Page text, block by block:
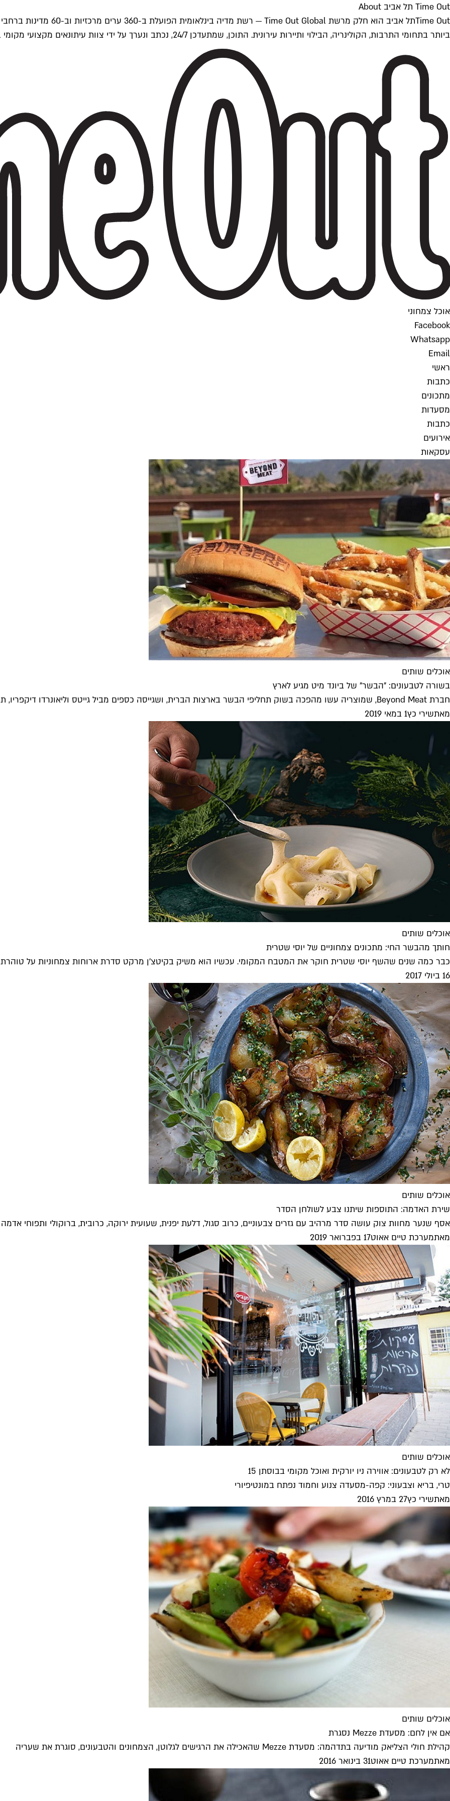
Time Out תל אביב About
ביותר בתחומי התרבות, הקולינריה, הבילוי ותיירות עירונית. התוכן, שמתעדכן 24/7, נכתב ונערך על ידי צוות עיתונאים מקצועי מקומי בישראל, בהתאם לסטנדרטים של Time Out העולמית.
אוכל צמחוני
Facebook
Whatsapp
Email
ראשי
כתבות
מתכונים
מסעדות
כתבות
אירועים
עסקאות
אוכלים שותים
בשורה לטבעונים: "הבשר" של ביונד מיט מגיע לארץ
חברת Beyond Meat, שמוצריה עשו מהפכה בשוק תחליפי הבשר בארצות הברית, ושגייסה כספים מביל גייטס וליאונרדו דיקפריו, תתחיל לשווק את מוצריה בישראל...
מאתשירי כץ1 במאי 2019
אוכלים שותים
חותך מהבשר החי: מתכונים צמחוניים של יוסי שטרית
כבר כמה שנים שהשף יוסי שטרית חוקר את המטבח המקומי. עכשיו הוא משיק בקיטצ'ן מרקט סדרת ארוחות צמחוניות על
16 ביולי 2017
אוכלים שותים
שירת האדמה: התוספות שיתנו צבע לשולחן הסדר
אסף שנער מחוות צוק עושה סדר מרהיב עם גזרים צבעוניים, כרוב סגול, דלעת יפנית, שעועית ירוקה, כרובית, ברוקולי ותפוחי אדמה
מאתמערכת טיים אאוט17 בפברואר 2019
אוכלים שותים
לא רק לטבעונים: אווירה ניו יורקית ואוכל מקומי בבוסתן 15
טרי, בריא וצבעוני: קפה-מסעדה צנוע וחמוד נפתח במונטיפיורי
מאתשירי כץ27 במרץ 2016
אוכלים שותים
אם אין לחם: מסעדת Mezze נסגרת
קהילת חולי הצליאק מודיעה בתדהמה: מסעדת Mezze שהאכילה את הרגישים לגלוטן, הצמחונים והטבעונים, סוגרת את שעריה
מאתמערכת טיים אאוט31 בינואר 2016